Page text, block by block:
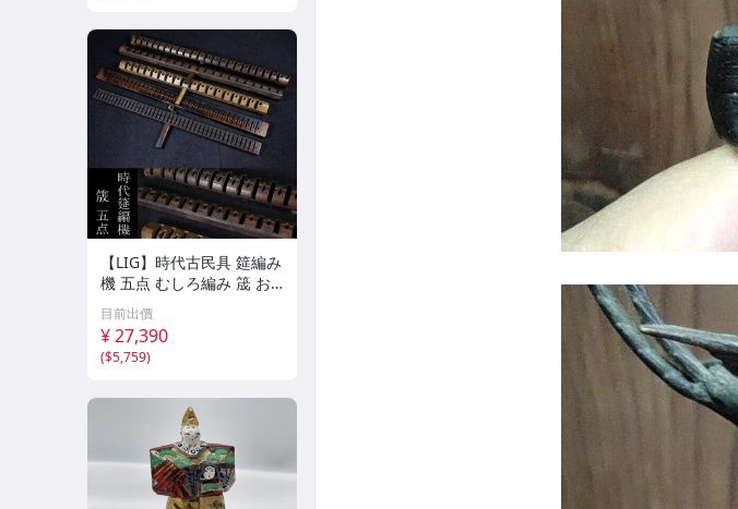
【LIG】時代古民具 筵編み
機 五点 むしろ編み 筬 お
さ 農具 古道具 2604.458
目前出價
¥ 27,390
($5,759)